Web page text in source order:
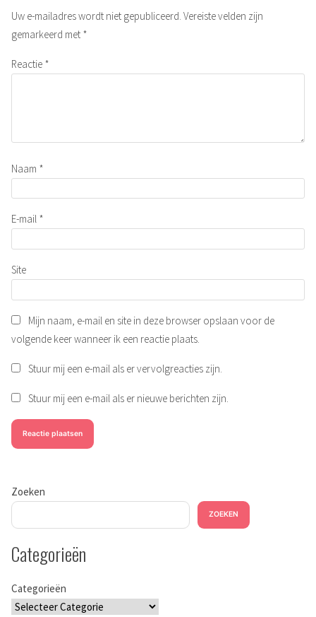
Uw e-mailadres wordt niet gepubliceerd. Vereiste velden zijn
gemarkeerd met *
Reactie *
Naam *
E-mail *
Site
Mijn naam, e-mail en site in deze browser opslaan voor de
volgende keer wanneer ik een reactie plaats.
Stuur mij een e-mail als er vervolgreacties zijn.
Stuur mij een e-mail als er nieuwe berichten zijn.
Zoeken
ZOEKEN
Categorieën
Categorieën